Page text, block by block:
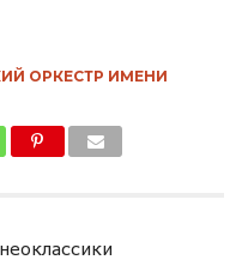
ОРКЕСТР ИМЕНИ